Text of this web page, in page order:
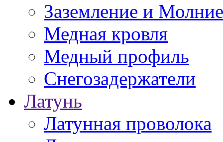
Заземление и
Медная кровля
Медный профиль
Снегозадержатели
Латунь
Латунная проволока